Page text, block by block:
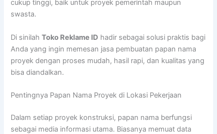
cukup tinggi, baik untuk proyek pemerintah maupun
swasta.
Di sinilahToko Reklame ID hadir sebagai solusi praktis bagi
Anda yang ingin memesan jasa pembuatan papan nama
proyek dengan proses mudah, hasil rapi, dan kualitas yang
bisa diandalkan.
Pentingnya Papan Nama Proyek di Lokasi Pekerjaan
Dalam setiap proyek konstruksi, papan nama berfungsi
sebagai media informasi utama. Biasanya memuat data